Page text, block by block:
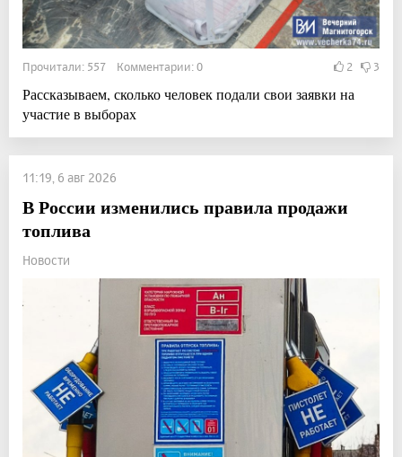
Прочитали: 557 Комментарии: 0 2 3
Рассказываем, сколько человек подали свои заявки на
участие в выборах
11:19, 6 авг 2026
В России изменились правила продажи
топлива
Новости